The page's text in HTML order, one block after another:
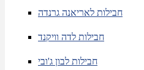
חבילות לאריאנה גרנדה
חבילות לדה וויקנד
חבילות לבון ג'ובי